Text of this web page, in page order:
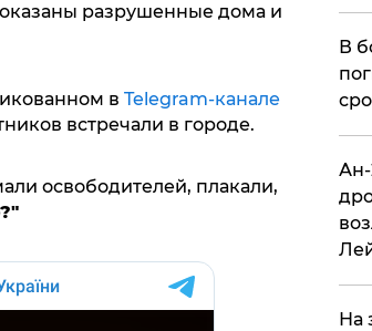
разрушенные дома и
в Telegram-канале
встречали в городе.
освободителей, плакали,
В
Ан-
На